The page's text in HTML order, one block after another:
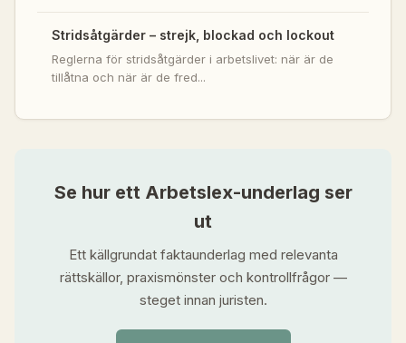
Stridsåtgärder – strejk, blockad och lockout
Reglerna för stridsåtgärder i arbetslivet: när är de
tillåtna och när är de fred...
Se hur ett Arbetslex-underlag ser
ut
Ett källgrundat faktaunderlag med relevanta
rättskällor, praxismönster och kontrollfrågor —
steget innan juristen.